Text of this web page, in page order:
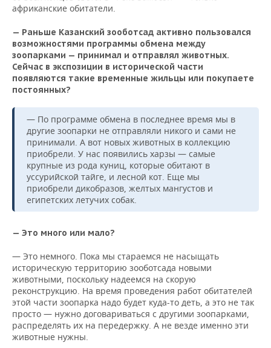
африканские обитатели.
— Раньше Казанский зооботсад активно пользовался
возможностями программы обмена между
зоопарками — принимал и отправлял животных.
Сейчас в экспозиции в исторической части
появляются такие временные жильцы или покупаете
постоянных?
— По программе обмена в последнее время мы в
другие зоопарки не отправляли никого и сами не
принимали. А вот новых животных в коллекцию
приобрели. У нас появились харзы — самые
крупные из рода куниц, которые обитают в
уссурийской тайге, и лесной кот. Еще мы
приобрели дикобразов, желтых мангустов и
египетских летучих собак.
— Это много или мало?
— Это немного. Пока мы стараемся не насыщать
историческую территорию зооботсада новыми
животными, поскольку надеемся на скорую
реконструкцию. На время проведения работ обитателей
этой части зоопарка надо будет куда-то деть, а это не так
просто — нужно договариваться с другими зоопарками,
распределять их на передержку. А не везде именно эти
животные нужны.